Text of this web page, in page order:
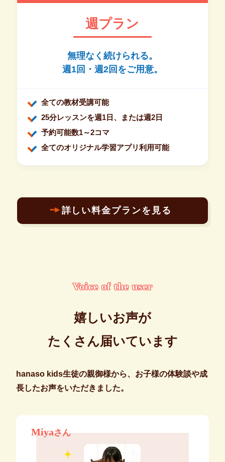
週プラン
無理なく続けられる。
週1回・週2回をご用意。
全ての教材受講可能
25分レッスンを週1日、または週2日
予約可能数1～2コマ
全てのオリジナル学習アプリ利用可能
詳しい料金プランを見る
Voice of the user
嬉しいお声が
たくさん届いています
hanaso kids生徒の親御様から、お子様の体験談や成
長したお声をいただきました。
Miyaさん